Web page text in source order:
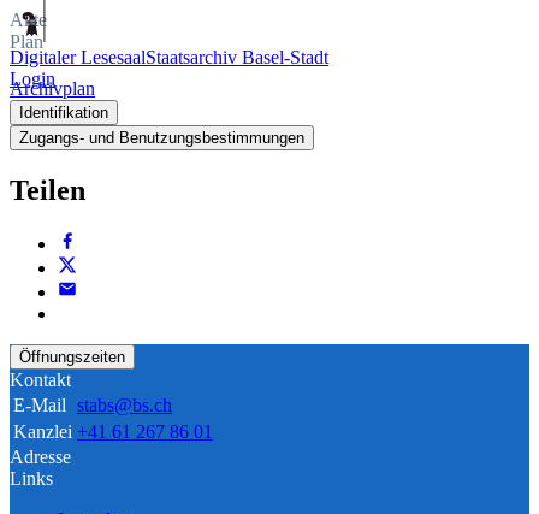
Digitaler LesesaalStaatsarchiv Basel-Stadt
Login
Akte
Plan
Archivplan
Identifikation
Zugangs- und Benutzungsbestimmungen
Teilen
Öffnungszeiten
Kontakt
E-Mail stabs@bs.ch
Kanzlei +41 61 267 86 01
Adresse
Links